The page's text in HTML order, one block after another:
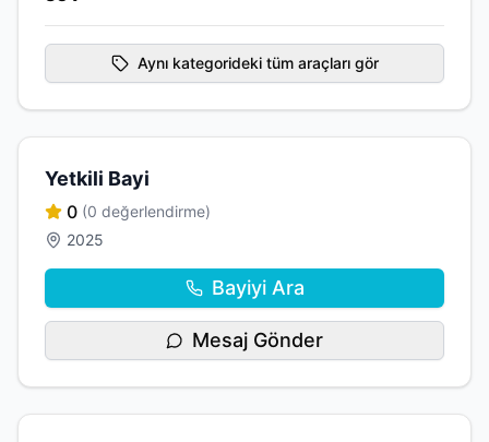
Aynı kategorideki tüm araçları gör
Yetkili Bayi
0 (0 değerlendirme)
2025
Bayiyi Ara
Mesaj Gönder